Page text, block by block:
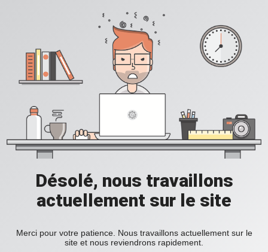
Désolé, nous travaillons
actuellement sur le site
Merci pour votre patience. Nous travaillons actuellement sur le
site et nous reviendrons rapidement.